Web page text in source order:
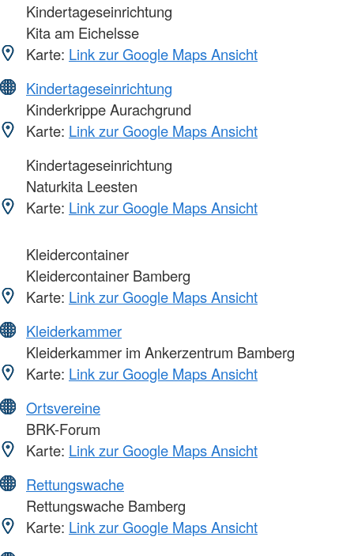
Kindertageseinrichtung
Kita am Eichelsse
Karte: Link zur Google Maps Ansicht
Kindertageseinrichtung
Kinderkrippe Aurachgrund
Karte: Link zur Google Maps Ansicht
Kindertageseinrichtung
Naturkita Leesten
Karte: Link zur Google Maps Ansicht
Kleidercontainer
Kleidercontainer Bamberg
Karte: Link zur Google Maps Ansicht
Kleiderkammer
Kleiderkammer im Ankerzentrum Bamberg
Karte: Link zur Google Maps Ansicht
Ortsvereine
BRK-Forum
Karte: Link zur Google Maps Ansicht
Rettungswache
Rettungswache Bamberg
Karte: Link zur Google Maps Ansicht